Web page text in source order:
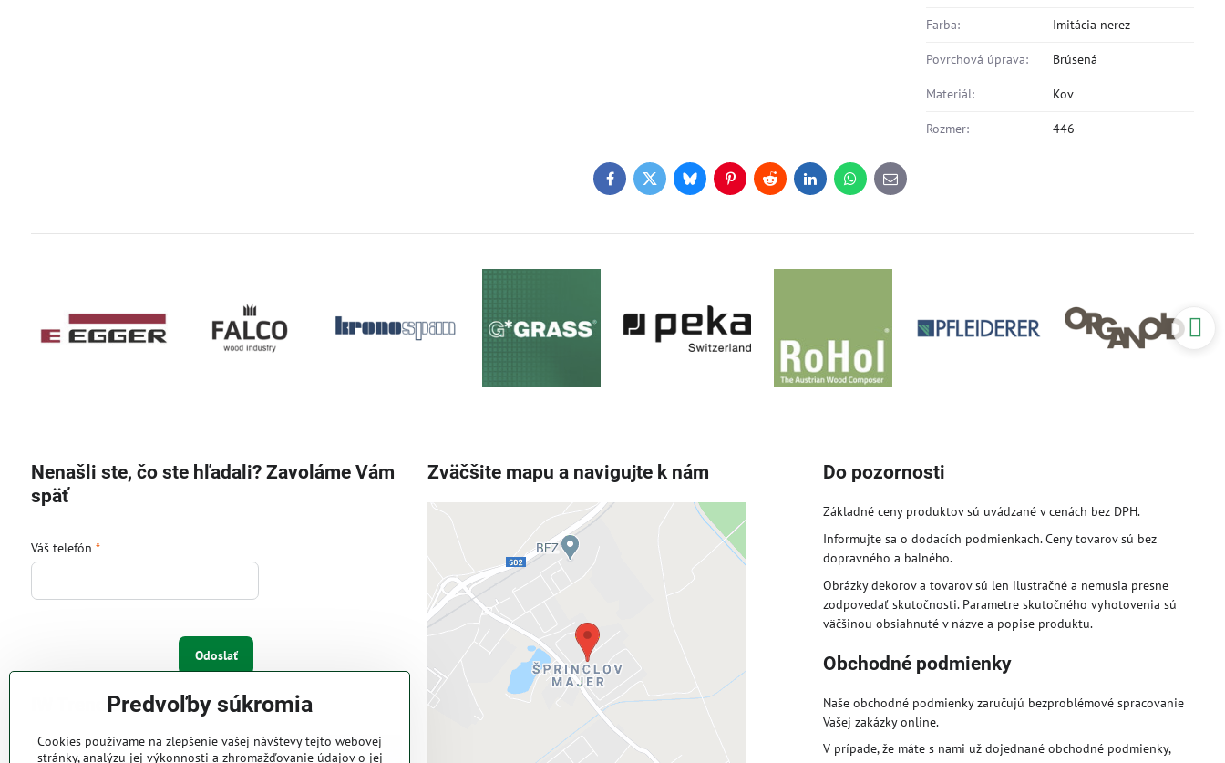
Farba: Imitácia nerez
Povrchová úprava: Brúsená
Materiál: Kov
Rozmer: 446
FacebookTwitterBlueskyPinterestRedditLinkedInWhatsApp
E-
mail
Nenašli ste, čo ste hľadali? Zavoláme Vám
späť
Váš telefón *
Odoslať
IW Trend s.r.o.
Pri Majeri 6
Zväčšite mapu a navigujte k nám
Externý obsah je blokovaný
Prajete si načítať externý obsah?
Povoliť tentokrát
Povoliť a zapamätať - súhlas s druhom
cookie: Funkčné
Do pozornosti
Základné ceny produktov sú uvádzané v cenách bez DPH.
Informujte sa o dodacích podmienkach. Ceny tovarov sú bez
dopravného a balného.
Obrázky dekorov a tovarov sú len ilustračné a nemusia presne
zodpovedať skutočnosti. Parametre skutočného vyhotovenia sú
väčšinou obsiahnuté v názve a popise produktu.
Obchodné podmienky
Naše obchodné podmienky zaručujú bezproblémové spracovanie
Vašej zakázky online.
V prípade, že máte s nami už dojednané obchodné podmienky,
Predvoľby súkromia
Cookies používame na zlepšenie vašej návštevy tejto webovej
stránky, analýzu jej výkonnosti a zhromažďovanie údajov o jej